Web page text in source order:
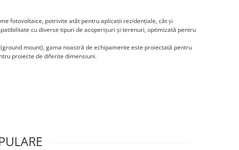
fotovoltaice, potrivite atât pentru aplicații rezidențiale, cât și
cu diverse tipuri de acoperișuri și terenuri, optimizată pentru
mount), gama noastră de echipamente este proiectată pentru
proiecte de diferite dimensiuni.